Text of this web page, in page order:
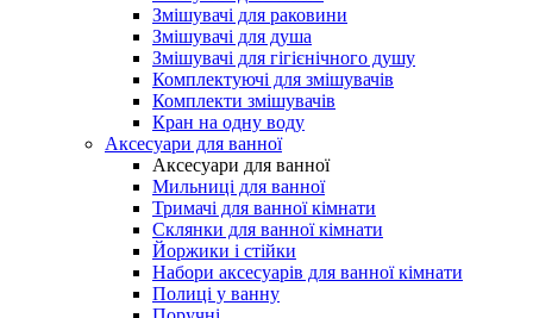
Змішувачі для раковини
Змішувачі для душа
Змішувачі для гігієнічного душу
Комплектуючі для змішувачів
Комплекти змішувачів
Кран на одну воду
Аксесуари для ванної
Аксесуари для ванної
Мильниці для ванної
Тримачі для ванної кімнати
Склянки для ванної кімнати
Йоржики і стійки
Набори аксесуарів для ванної кімнати
Полиці у ванну